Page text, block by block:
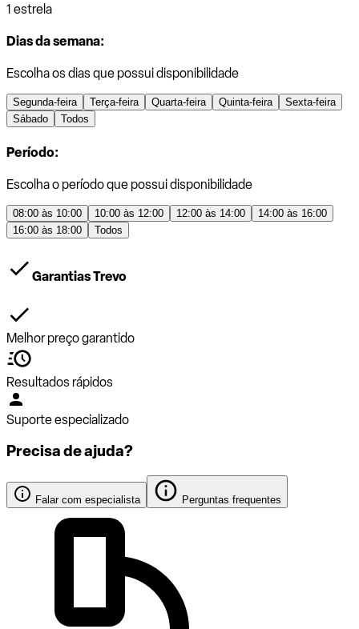
1 estrela
Dias da semana:
Escolha os dias que possui disponibilidade
Segunda-feira Terça-feira Quarta-feira Quinta-feira
Sexta-feira
Sábado
Todos
Período:
Escolha o período que possui disponibilidade
08:00 às 10:00 10:00 às 12:00 12:00 às 14:00
14:00 às 16:00
16:00 às 18:00
Todos
Garantias Trevo
Melhor preço garantido
Resultados rápidos
Suporte especializado
Precisa de ajuda?
Falar com especialista Perguntas frequentes